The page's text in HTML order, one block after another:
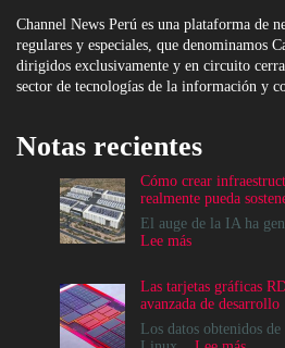
Channel News Perú es una plataforma de
regulares y especiales, que denominamos
dirigidos exclusivamente y en circuito
sector de tecnologías de la información y
Notas recientes
Cómo crear
realmente pueda
El auge de la IA ha
Lee más:
infraestructuras
de
IA
que
Las tarjetas gráficas
avanzada de desarrollo
Los datos obtenidos de